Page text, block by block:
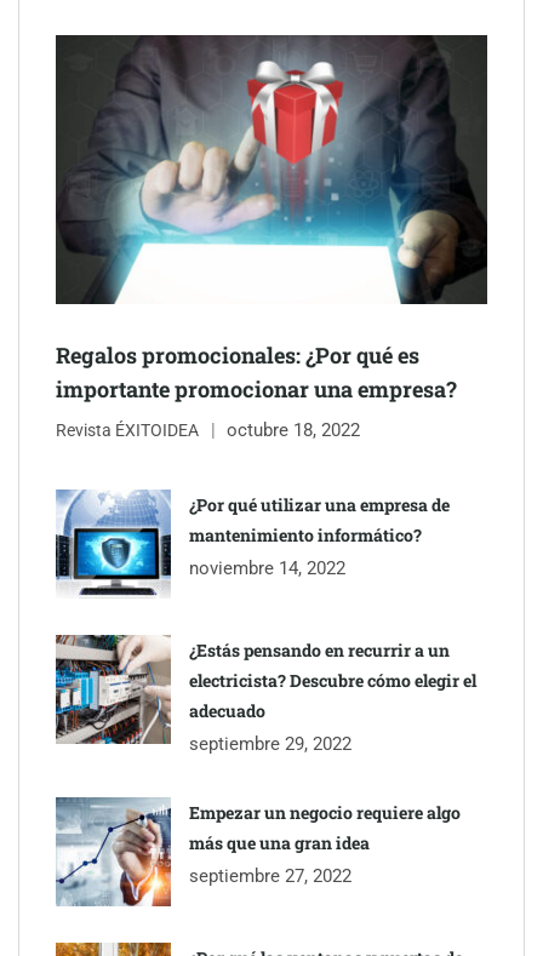
Schaeffler mejora su rentabilidad en el primer semestre de 2026
NOVA: innovación y diseño que transforman espacios de la
mano de Tormo Franquicias
Regalos promocionales: ¿Por qué es
importante promocionar una empresa?
Revista ÉXITOIDEA octubre 18, 2022
¿Por qué utilizar una empresa de
mantenimiento informático?
noviembre 14, 2022
¿Estás pensando en recurrir a un
electricista? Descubre cómo elegir el
adecuado
septiembre 29, 2022
Empezar un negocio requiere algo
más que una gran idea
septiembre 27, 2022